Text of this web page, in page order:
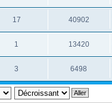
17 40902
1 13420
3 6498